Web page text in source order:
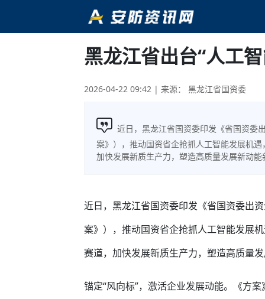
黑龙江省出台“人工
2026-04-22 09:42 | 来源： 黑龙江省国资委
近日，黑龙江省国资委印发《省国资委
案》），推动国资省企抢抓人工智能发展机
加快发展新质生产力，塑造高质量发展新动能
近日，黑龙江省国资委印发《省国资委出
案》），推动国资省企抢抓人工智能发展
赛道，加快发展新质生产力，塑造高质量
锚定“风向标”，激活企业发展动能。《方